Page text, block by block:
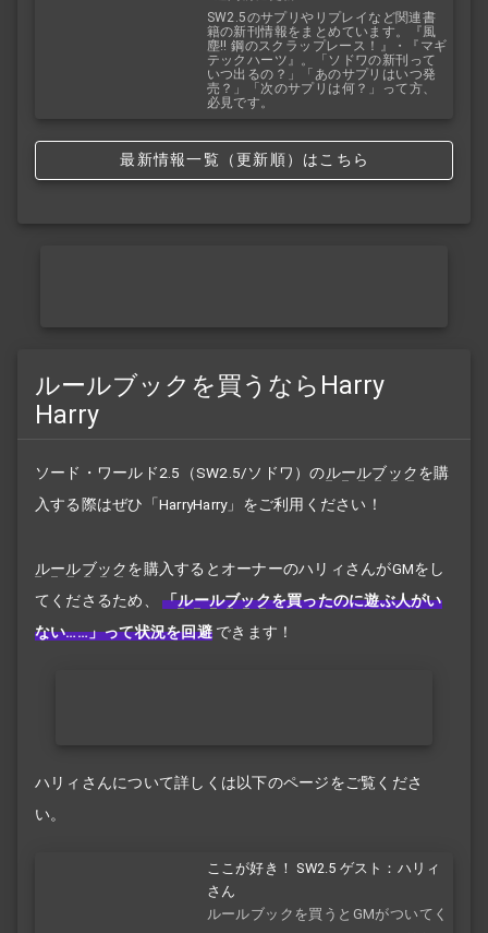
SW2.5のサプリやリプレイなど関連書
籍の新刊情報をまとめています。『風
塵!! 鋼のスクラップレース！』・『マギ
テックハーツ』。「ソドワの新刊って
いつ出るの？」「あのサプリはいつ発
売？」「次のサプリは何？」って方、
必見です。
最新情報一覧（更新順）はこちら
ルールブックを買うならHarry
Harry
ソード・ワールド2.5（SW2.5/ソドワ）のルールブックを購
入する際はぜひ「HarryHarry」をご利用ください！
ルールブックを購入するとオーナーのハリィさんがGMをし
てくださるため、
「ルールブックを買ったのに遊ぶ人がい
ない……」って状況を回避 できます！
ハリィさんについて詳しくは以下のページをご覧くださ
い。
ここが好き！ SW2.5 ゲスト：ハリィ
さん
ルールブックを買うとGMがついてく